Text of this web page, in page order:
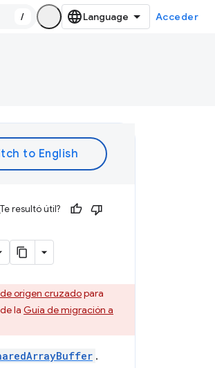
/ Acceder
resultó útil?
origen cruzadopara
la Guía de migración a
.